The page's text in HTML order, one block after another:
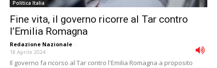
Politica Italia
Fine vita, il governo ricorre al Tar contro
l’Emilia Romagna
Redazione Nazionale -
18 Aprile 2024
Il governo fa ricorso al Tar contro l'Emilia Romagna a proposito